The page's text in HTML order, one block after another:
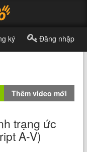
ký Đăng nhập
Thêm video mới
trạng ức
A-V)